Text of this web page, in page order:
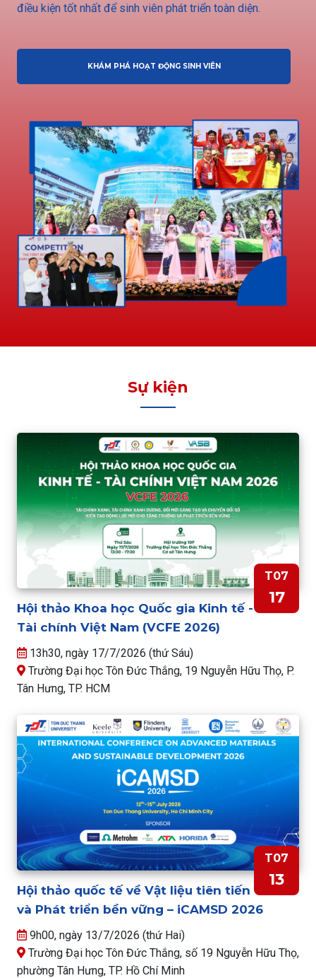
điều kiện tốt nhất để sinh viên phát triển toàn diện.
KHÁM PHÁ HOẠT ĐỘNG SINH VIÊN
Sự kiện
T07
17
Hội thảo Khoa học Quốc gia Kinh tế -
Tài chính Việt Nam (VCFE 2026)
13h30, ngày 17/7/2026 (thứ Sáu)
Trường Đại học Tôn Đức Thắng, 19 Nguyễn Hữu Thọ, P.
Tân Hưng, TP. HCM
T07
13
Hội thảo quốc tế về Vật liệu tiên tiến
và Phát triển bền vững – iCAMSD 2026
9h00, ngày 13/7/2026 (thứ Hai)
Trường Đại học Tôn Đức Thắng, số 19 Nguyễn Hữu Thọ,
phường Tân Hưng, TP. Hồ Chí Minh